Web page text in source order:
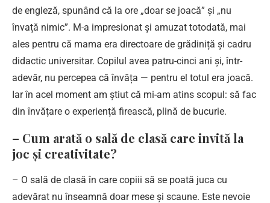
de engleză, spunând că la ore „doar se joacă” și „nu
învață nimic”. M-a impresionat și amuzat totodată, mai
ales pentru că mama era directoare de grădiniță și cadru
didactic universitar. Copilul avea patru-cinci ani și, într-
adevăr, nu percepea că învăța — pentru el totul era joacă.
Iar în acel moment am știut că mi-am atins scopul: să fac
din învățare o experiență firească, plină de bucurie.
– Cum arată o sală de clasă care invită la
joc și creativitate?
– O sală de clasă în care copiii să se poată juca cu
adevărat nu înseamnă doar mese și scaune. Este nevoie